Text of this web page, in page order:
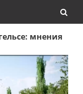
мнения